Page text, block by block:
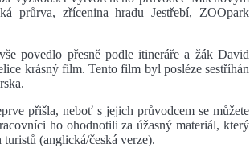
průrva, zřícenina hradu Jestřebí, ZOOpark
povedlo přesně podle itineráře a žák David
krásný film. Tento film byl posléze sestříhán
přišla, neboť s jejich průvodcem se můžete
ho ohodnotili za úžasný materiál, který
(anglická/česká verze).